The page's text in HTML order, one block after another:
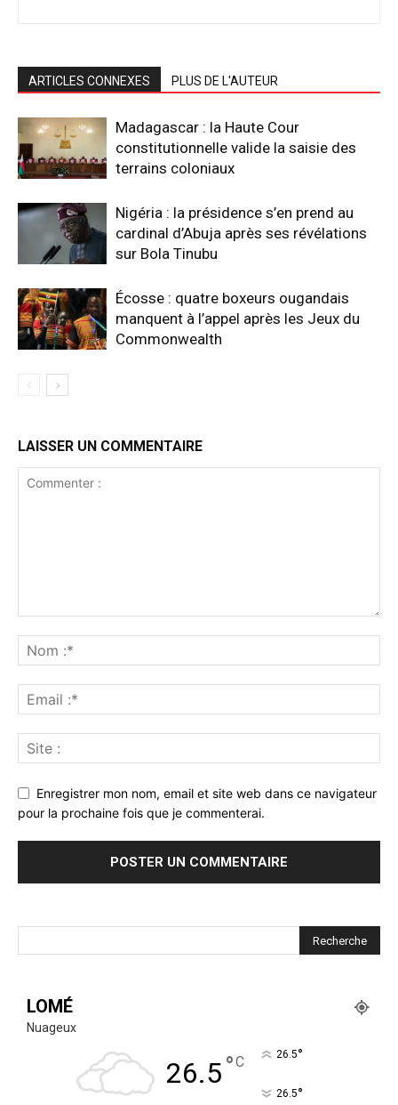
ARTICLES CONNEXES PLUS DE L'AUTEUR
Madagascar : la Haute Cour
constitutionnelle valide la saisie des
terrains coloniaux
Nigéria : la présidence s’en prend au
cardinal d’Abuja après ses révélations
sur Bola Tinubu
Écosse : quatre boxeurs ougandais
manquent à l’appel après les Jeux du
Commonwealth
LAISSER UN COMMENTAIRE
Enregistrer mon nom, email et site web dans ce navigateur
pour la prochaine fois que je commenterai.
LOMÉ
Nuageux
26.5°C 26.5°
26.5°